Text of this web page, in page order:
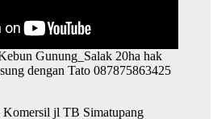
Gunung_Salak 20ha hak
dengan Tato 087875863425
jl TB Simatupang